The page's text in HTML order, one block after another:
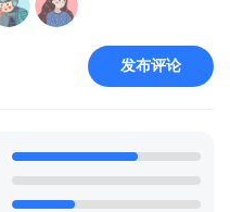
发布评论